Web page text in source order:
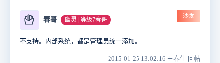
🍟 春哥 幽灵 | 等级7春哥
沙发
不支持。内部系统，都是管理员统一添加。
2015-01-25 13:02:16 王春生 回帖